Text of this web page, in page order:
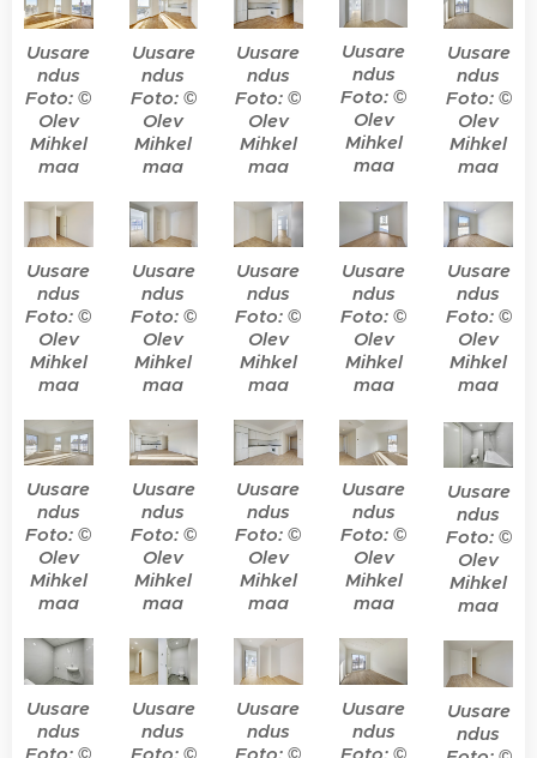
Uusare
ndus
Foto: ©
Olev
Mihkel
maa
Uusare
ndus
Foto: ©
Olev
Mihkel
maa
Uusare
ndus
Foto: ©
Olev
Mihkel
maa
Uusare
ndus
Foto: ©
Olev
Mihkel
maa
Uusare
ndus
Foto: ©
Olev
Mihkel
maa
Uusare
ndus
Foto: ©
Olev
Mihkel
maa
Uusare
ndus
Foto: ©
Olev
Mihkel
maa
Uusare
ndus
Foto: ©
Olev
Mihkel
maa
Uusare
ndus
Foto: ©
Olev
Mihkel
maa
Uusare
ndus
Foto: ©
Olev
Mihkel
maa
Uusare
ndus
Foto: ©
Olev
Mihkel
maa
Uusare
ndus
Foto: ©
Olev
Mihkel
maa
Uusare
ndus
Foto: ©
Olev
Mihkel
maa
Uusare
ndus
Foto: ©
Olev
Mihkel
maa
Uusare
ndus
Foto: ©
Olev
Mihkel
maa
Uusare
ndus
Uusare
ndus
Uusare
ndus
Uusare
ndus
Uusare
ndus